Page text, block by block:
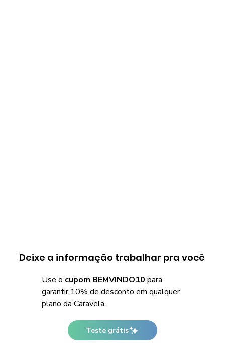
Deixe a informação trabalhar pra você
Use o cupom BEMVINDO10 para
garantir 10% de desconto em qualquer
plano da Caravela.
Teste grátis